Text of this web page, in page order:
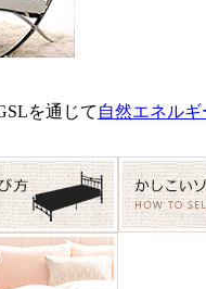
を通じて 自然エネルギ